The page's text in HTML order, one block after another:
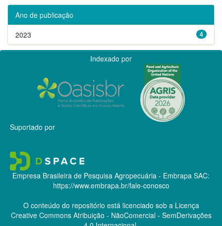
Ano de publicação
4
2023
Indexado por
Suportado por
Empresa Brasileira de Pesquisa Agropecuária - Embrapa SAC:
https://www.embrapa.br/fale-conosco
O conteúdo do repositório está licenciado sob a Licença
Creative CommonsAtribuição - NãoComercial - SemDerivações